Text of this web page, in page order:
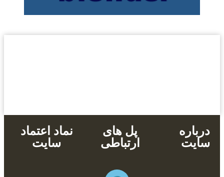
درباره
سایت
پل های
ارتباطی
نماد اعتماد
سایت